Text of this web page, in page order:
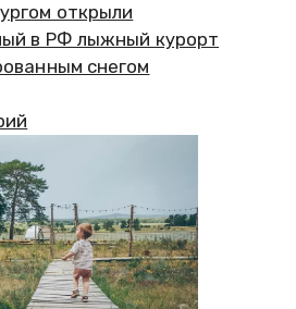
открыли
в РФ лыжный курорт
снегом